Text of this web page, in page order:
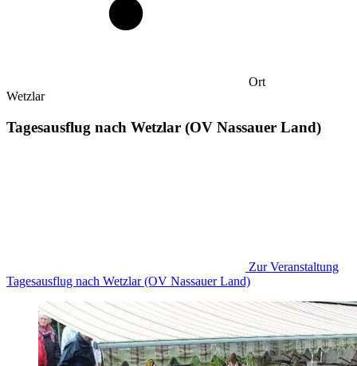
Ort
Wetzlar
Tagesausflug nach Wetzlar (OV Nassauer Land)
Zur Veranstaltung
Tagesausflug nach Wetzlar (OV Nassauer Land)